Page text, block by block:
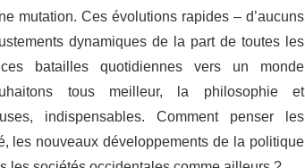
mutation. Ces évolutions rapides – d’aucuns
dynamiques de la part de toutes les
batailles quotidiennes vers un monde
tous meilleur, la philosophie et
indispensables. Comment penser les
les nouveaux développements de la politique